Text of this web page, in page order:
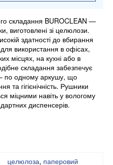
складання BUROCLEAN —
виготовлені зі целюлози.
здатності до вбирання
використання в офісах,
місцях, на кухні або в
складання забезпечує
по одному аркушу, що
та гігієнічність. Рушники
міцними навіть у вологому
диспенсерів.
целюлоза, паперовий